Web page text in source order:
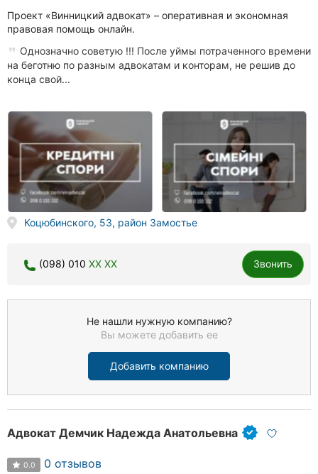
Проект «Винницкий адвокат» – оперативная и экономная
правовая помощь онлайн.
Однозначно советую !!! После уймы потраченного времени
на беготню по разным адвокатам и конторам, не решив до
конца свой...
Коцюбинского, 53, район Замостье
(098) 010 XX XX Звонить
Не нашли нужную компанию?
Вы можете добавить ее
Добавить компанию
Адвокат Демчик Надежда Анатольевна
0.0 0 отзывов